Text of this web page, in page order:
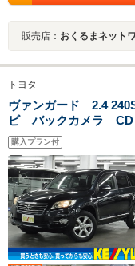
販売店： おくるまネット
トヨタ
ヴァンガード 2.4
ビ バックカメラ
フルセグTV スマー
ドルシフト 電動格納
17AW
購入プラン付